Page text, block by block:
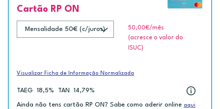
Cartão RP ON
50,00€/mês
(acresce o valor do
ISUC)
Visualizar Ficha de Informação Normalizada
TAEG 18,5% TAN 14,79%
Ainda não tens cartão RP ON? Sabe como aderir online aqui